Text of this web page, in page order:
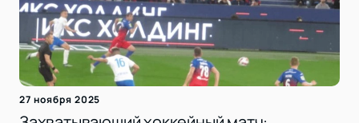
27 ноября 2025